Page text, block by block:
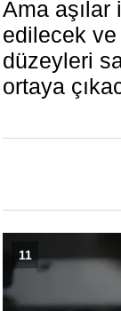
Ama aşılar
edilecek ve
düzeyleri
ortaya
11